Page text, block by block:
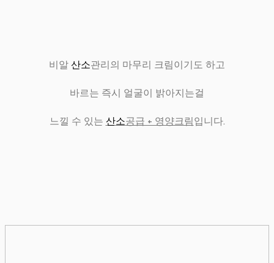
비알 산소관리의 마무리 크림이기도 하고
바르는 즉시 얼굴이 밝아지는걸
느낄 수 있는 산소공급 + 영양크림입니다.